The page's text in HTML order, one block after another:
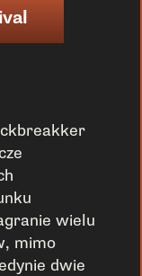
wielu
mimo
dwie